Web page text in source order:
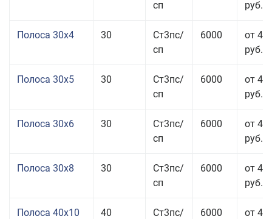
сп руб.
Полоса 30x4 30
Ст3пс/
сп
6000
от 43
руб.
Полоса 30x5 30
Ст3пс/
сп
6000
от 43
руб.
Полоса 30x6 30
Ст3пс/
сп
6000
от 46
руб.
Полоса 30x8 30
Ст3пс/
сп
6000
от 44
руб.
Полоса 40x10 40
Ст3пс/
6000
от 45